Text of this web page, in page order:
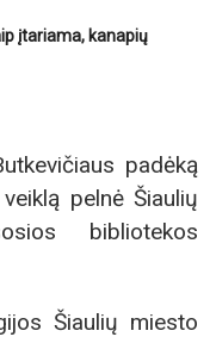
įtariama, kanapių
padėką
pelnė Šiaulių
bibliotekos
Šiaulių miesto